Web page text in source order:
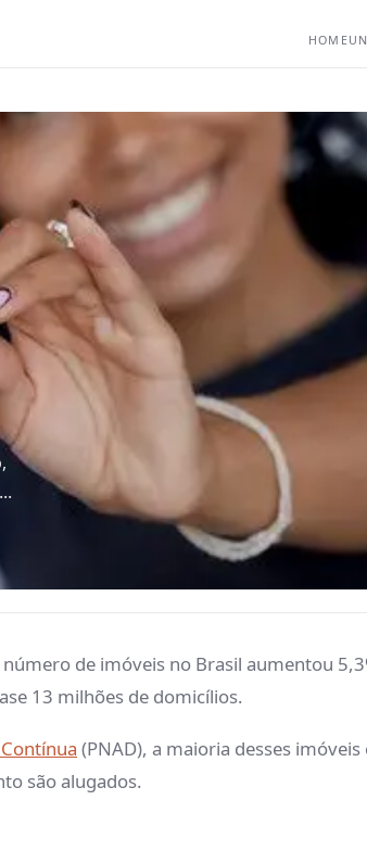
HOME
de imóveis no Brasil aumentou
13 milhões de domicílios.
(PNAD), a maioria desses
são alugados.